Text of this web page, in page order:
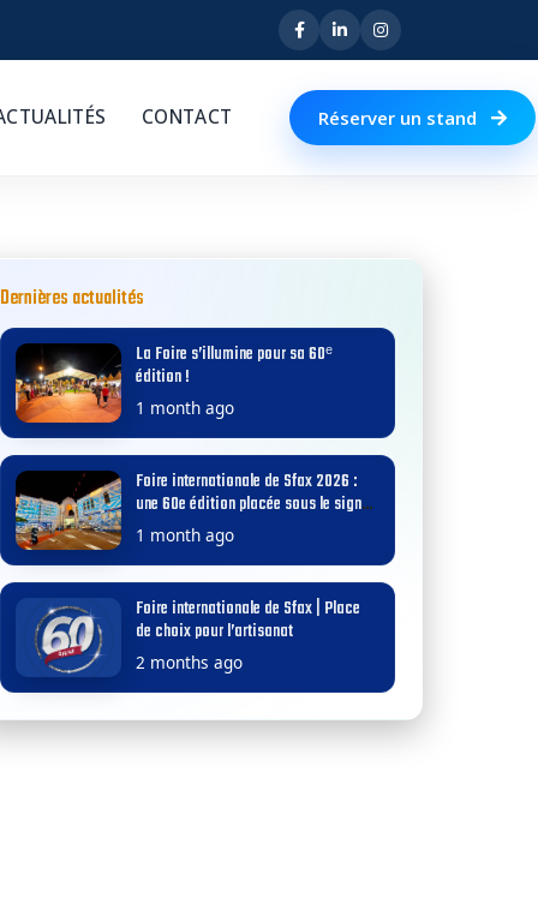
CONTACT Réserver un stand
Dernières actualités
La Foire s’illumine pour sa 60ᵉ
édition !
1 month ago
Foire internationale de Sfax 2026 :
une 60e édition placée sous le signe
de l’excellence et du développement
1 month ago
Foire internationale de Sfax | Place
de choix pour l’artisanat
2 months ago